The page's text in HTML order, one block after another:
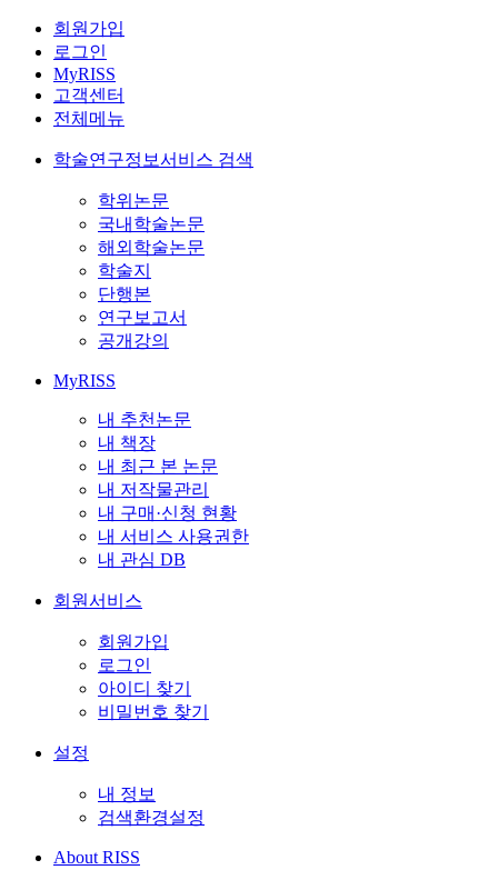
회원가입
로그인
MyRISS
고객센터
전체메뉴
학술연구정보서비스 검색
학위논문
국내학술논문
해외학술논문
학술지
단행본
연구보고서
공개강의
MyRISS
내 추천논문
내 책장
내 최근 본 논문
내 저작물관리
내 구매·신청 현황
내 서비스 사용권한
내 관심 DB
회원서비스
회원가입
로그인
아이디 찾기
비밀번호 찾기
설정
내 정보
검색환경설정
About RISS